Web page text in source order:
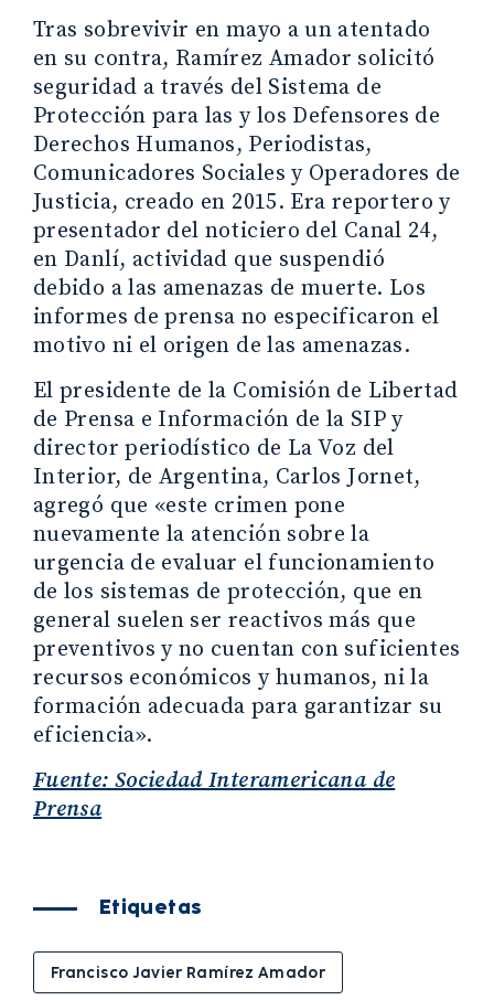
Tras sobrevivir en mayo a un atentado
en su contra, Ramírez Amador solicitó
seguridad a través del Sistema de
Protección para las y los Defensores de
Derechos Humanos, Periodistas,
Comunicadores Sociales y Operadores de
Justicia, creado en 2015. Era reportero y
presentador del noticiero del Canal 24,
en Danlí, actividad que suspendió
debido a las amenazas de muerte. Los
informes de prensa no especificaron el
motivo ni el origen de las amenazas.
El presidente de la Comisión de Libertad
de Prensa e Información de la SIP y
director periodístico de La Voz del
Interior, de Argentina, Carlos Jornet,
agregó que «este crimen pone
nuevamente la atención sobre la
urgencia de evaluar el funcionamiento
de los sistemas de protección, que en
general suelen ser reactivos más que
preventivos y no cuentan con suficientes
recursos económicos y humanos, ni la
formación adecuada para garantizar su
eficiencia».
Fuente: Sociedad Interamericana de
Prensa
Etiquetas
Francisco Javier Ramírez Amador